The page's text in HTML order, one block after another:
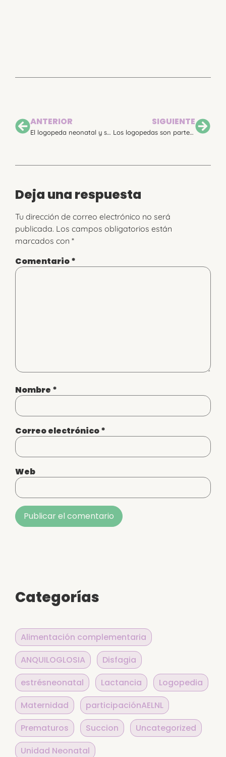
ANTERIOR
El logopeda neonatal y su función en la unidad neonatal: taller por la Academia Española de Logopedia en Neonatos y Lactantes en el evento por el Día Mundial de la Prematuridad de Som Prematurs en el CosmoCaixa Museo de La Ciencia de Barcelona
SIGUIENTE
Los logopedas son parte del evento por el Día Mundial del Prematuro organizado por Som Prematurs en el CosmoCaixa Museo de La Ciencia de Barcelona
Deja una respuesta
Tu dirección de correo electrónico no será
publicada. Los campos obligatorios están
marcados con *
Comentario*
Nombre *
Correo electrónico*
Web
Categorías
Alimentación complementaria
ANQUILOGLOSIA
Disfagia
estrésneonatal
Lactancia
Logopedia
Maternidad
participaciónAELNL
Prematuros
Succion
Uncategorized
Unidad Neonatal